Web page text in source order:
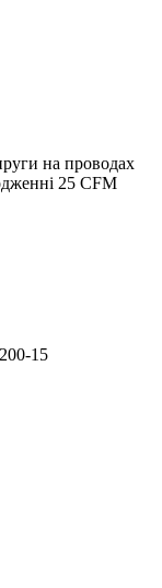
на проводах
25 CFM
15